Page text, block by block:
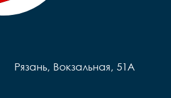
Рязань, Вокзальная, 51А